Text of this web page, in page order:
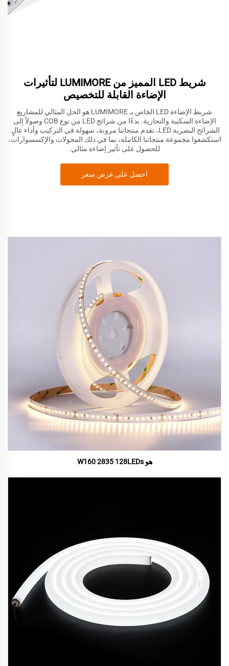
شريط LED المميز من LUMIMORE لتأثيرات
الإضاءة القابلة للتخصيص
شريط الإضاءة LED الخاص بـ LUMIMORE هو الحل المثالي للمشاريع
الإضاءة السكنية والتجارية. بدءًا من شرائح LED من نوع COB وصولاً إلى
الشرائح البصرية LED، تقدم منتجاتنا مرونة، سهولة في التركيب وأداء عالٍ.
استكشفوا مجموعة منتجاتنا الكاملة، بما في ذلك المحولات والإكسسوارات،
للحصول على تأثير إضاءة مثالي.
احصل على عرض سعر
هو W160 2835 128LEDs